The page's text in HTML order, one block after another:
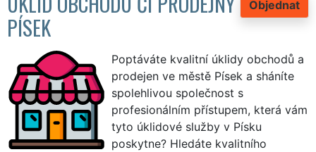
Objednat
PÍSEK
Poptáváte kvalitní úklidy obchodů a
prodejen ve městě Písek a sháníte
spolehlivou společnost s
profesionálním přístupem, která vám
tyto úklidové služby v Písku
poskytne? Hledáte kvalitního